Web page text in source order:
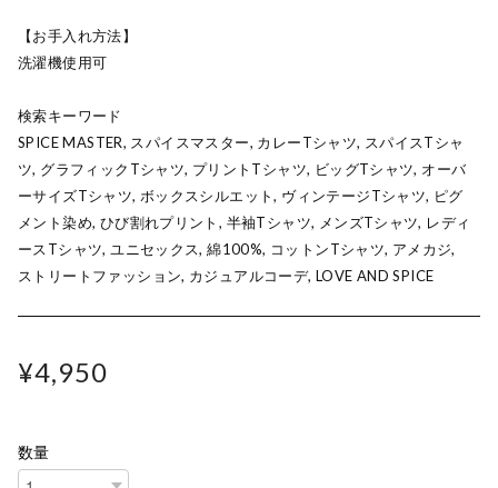
【お手入れ方法】
洗濯機使用可
検索キーワード
SPICE MASTER, スパイスマスター, カレーTシャツ, スパイスTシャ
ツ, グラフィックTシャツ, プリントTシャツ, ビッグTシャツ, オーバ
ーサイズTシャツ, ボックスシルエット, ヴィンテージTシャツ, ピグ
メント染め, ひび割れプリント, 半袖Tシャツ, メンズTシャツ, レディ
ースTシャツ, ユニセックス, 綿100%, コットンTシャツ, アメカジ,
ストリートファッション, カジュアルコーデ, LOVE AND SPICE
¥4,950
数量